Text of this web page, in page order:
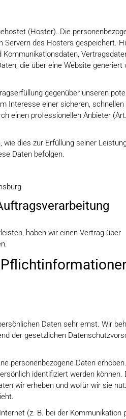
(Hoster). Die
des Hosters gespeichert.
die über eine Website generiert
gegenüber unseren
Interesse einer sicheren, schnellen
einen professionellen Anbieter
dies zur Erfüllung seiner
Daten befolgen.
haben wir einen Vertrag über
Daten sehr ernst. Wir
der gesetzlichen
personenbezogene Daten erhoben.
identifiziert werden können.
wir erheben und wofür wir sie
(z. B. bei der Kommunikation